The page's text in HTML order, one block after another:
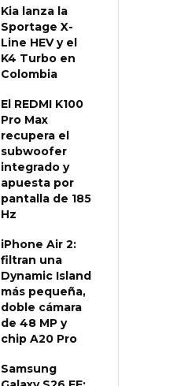
Kia lanza la
Sportage X-
Line HEV y el
K4 Turbo en
Colombia
El REDMI K100
Pro Max
recupera el
subwoofer
integrado y
apuesta por
pantalla de 185
Hz
iPhone Air 2:
filtran una
Dynamic Island
más pequeña,
doble cámara
de 48 MP y
chip A20 Pro
Samsung